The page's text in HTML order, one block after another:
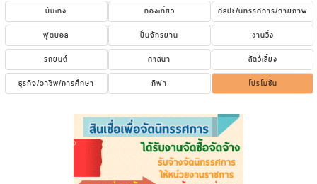
บันเทิง
ท่องเที่ยว
ศิลปะ/นิทรรศการ/ถ่ายภาพ
ฟุตบอล
ปั่นจักรยาน
งานวิ่ง
รถยนต์
ศาสนา
สัตว์เลี้ยง
ธุรกิจ/อาชีพ/การศึกษา
กีฬา โปรโมชั่น